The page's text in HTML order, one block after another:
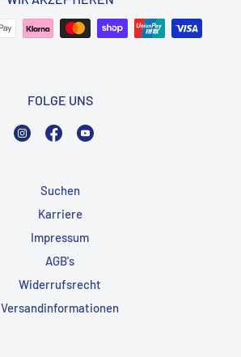
FOLGE UNS
InstagramFacebook
Suchen
Karriere
Impressum
AGB's
Widerrufsrecht
Versandinformationen